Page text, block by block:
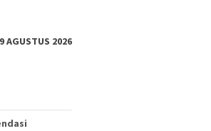
AGUSTUS 2026